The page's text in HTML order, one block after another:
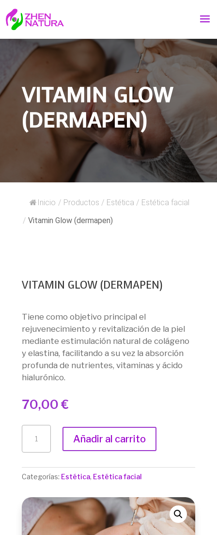
VITAMIN GLOW
(DERMAPEN)
Inicio / Productos / Estética / Estética facial
/ Vitamin Glow (dermapen)
VITAMIN GLOW (DERMAPEN)
Tiene como objetivo principal el
rejuvenecimiento y revitalización de la piel
mediante estimulación natural de colágeno
y elastina, facilitando a su vez la absorción
profunda de nutrientes, vitaminas y ácido
hialurónico.
70,00€
GLOW
(DERMAPEN)
CANTIDAD
Añadir al carrito
Categorías: Estética, Estética facial